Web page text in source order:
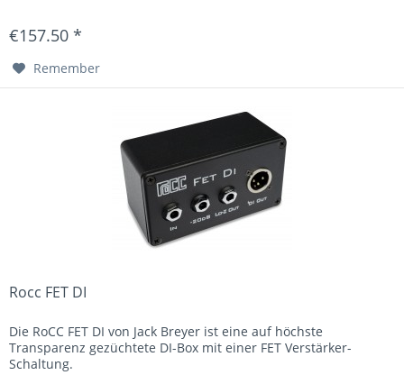
€157.50 *
Remember
Rocc FET DI
Die RoCC FET DI von Jack Breyer ist eine auf höchste
Transparenz gezüchtete DI-Box mit einer FET Verstärker-
Schaltung.